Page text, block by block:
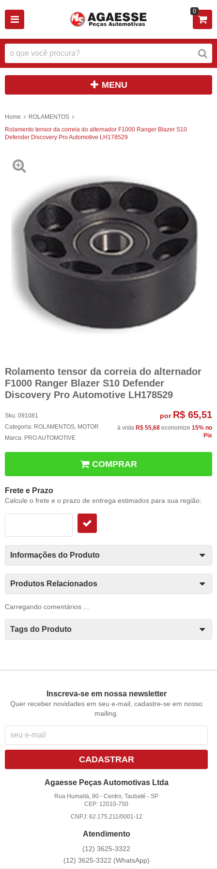
0
MENU
Home
ROLAMENTOS
Rolamento tensor da correia do alternador F1000 Ranger Blazer S10
Defender Discovery Pro Automotive LH178529
Rolamento tensor da correia do alternador
F1000 Ranger Blazer S10 Defender
Discovery Pro Automotive LH178529
Sku: 091081
Categoria: ROLAMENTOS, MOTOR
Marca: PRO AUTOMOTIVE
por R$ 65,51
à vista R$ 55,68 economize 15% no
Pix
COMPRAR
Frete e Prazo
Calcule o frete e o prazo de entrega estimados para sua região:
Informações do Produto
Produtos Relacionados
Carregando comentários ...
Tags do Produto
Inscreva-se em nossa newsletter
Quer receber novidades em seu e-mail, cadastre-se em nosso
mailing.
CADASTRAR
Agaesse Peças Automotivas Ltda
Rua Humaitá, 90 -Centro, Taubaté -SP
CEP: 12010-750
CNPJ: 62.175.211/0001-12
Atendimento
(12) 3625-3322
(12) 3625-3322 (WhatsApp)